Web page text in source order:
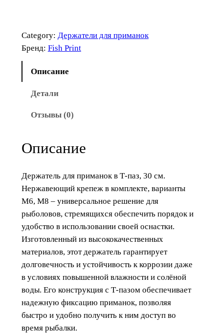
е
м
Category: Держатели для приманок
Бренд: Fish Print
Описание
Детали
Отзывы (0)
Описание
Держатель для приманок в Т-паз, 30 см.
Нержавеющий крепеж в комплекте, варианты
М6, М8 – универсальное решение для
рыболовов, стремящихся обеспечить порядок и
удобство в использовании своей оснастки.
Изготовленный из высококачественных
материалов, этот держатель гарантирует
долговечность и устойчивость к коррозии даже
в условиях повышенной влажности и солёной
воды. Его конструкция с Т-пазом обеспечивает
надежную фиксацию приманок, позволяя
быстро и удобно получить к ним доступ во
время рыбалки.